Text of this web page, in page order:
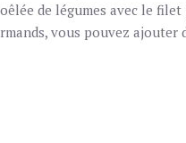
de légumes avec le
vous pouvez ajouter